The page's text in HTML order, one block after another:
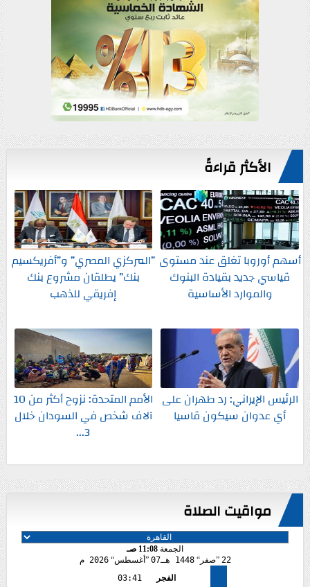
الأكثر قراءةً
أسهم أوروبا تغلق عند مستوى
قياسي جديد بقيادة البنوك
والموارد الأساسية
”المركزي المصري” و”أفريكسيم
بنك” يطلقان مشروع بنك
إفريقي للذهب
الرئيس الإيراني: رد طهران على
أي عدوان سيكون قاسيا
الأمم المتحدة: نزوح أكثر من 10
آلاف شخص في السودان خلال
3...
مواقيت الصلاة
الجمعة 11:08 صـ
22
صفر 1448 هـ 07 أغسطس 2026 م
الفجر
03:41